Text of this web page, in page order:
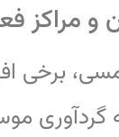
مراکز
۱۳۲۰ شمسی،
گردآوری